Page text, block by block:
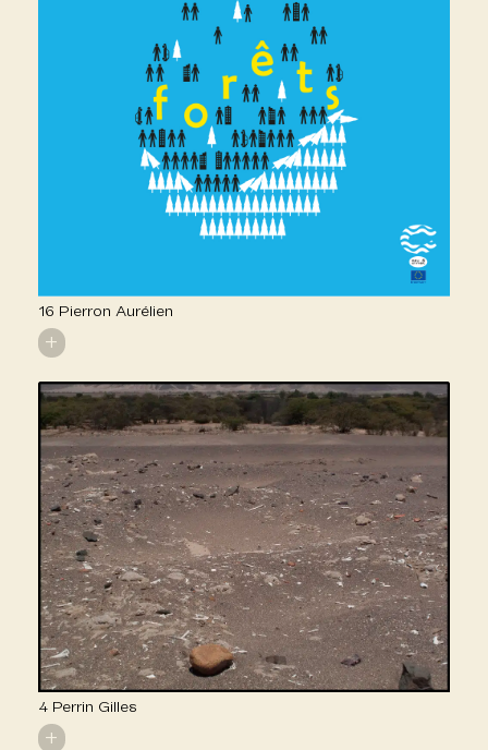
16 Pierron Aurélien
+
4 Perrin Gilles
+